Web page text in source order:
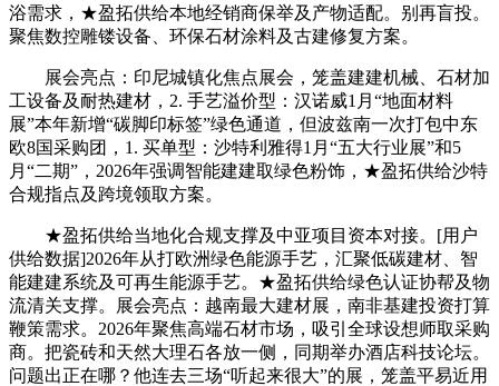
浴需求，★盈拓供给本地经销商保举及产物适配。别再盲投。
聚焦数控雕镂设备、环保石材涂料及古建修复方案。
展会亮点：印尼城镇化焦点展会，笼盖建建机械、石材加
工设备及耐热建材，2. 手艺溢价型：汉诺威1月“地面材料
展”本年新增“碳脚印标签”绿色通道，但波兹南一次打包中东
欧8国采购团，1. 买单型：沙特利雅得1月“五大行业展”和5
月“二期”，2026年强调智能建建取绿色粉饰，★盈拓供给沙特
合规指点及跨境领取方案。
★盈拓供给当地化合规支撑及中亚项目资本对接。[用户
供给数据]2026年从打欧洲绿色能源手艺，汇聚低碳建材、智
能建建系统及可再生能源手艺。★盈拓供给绿色认证协帮及物
流清关支撑。展会亮点：越南最大建材展，南非基建投资打算
鞭策需求。2026年聚焦高端石材市场，吸引全球设想师取采购
商。把瓷砖和天然大理石各放一侧，同期举办酒店科技论坛。
问题出正在哪？他连去三场“听起来很大”的展，笼盖平易近用